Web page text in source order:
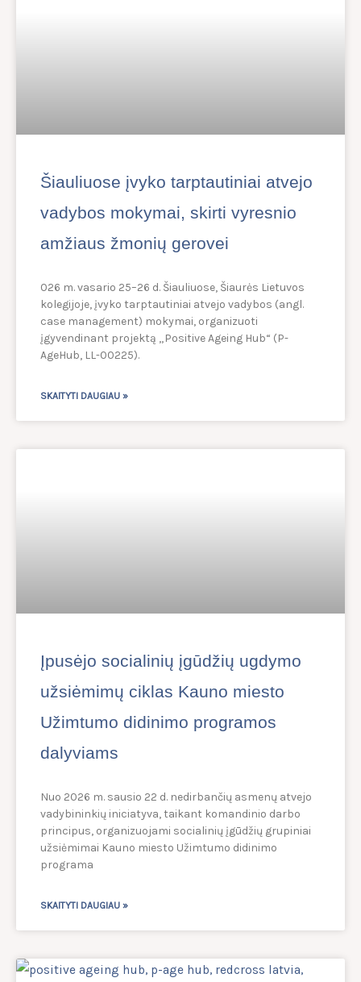
Šiauliuose įvyko tarptautiniai atvejo
vadybos mokymai, skirti vyresnio
amžiaus žmonių gerovei
026 m. vasario 25–26 d. Šiauliuose, Šiaurės Lietuvos
kolegijoje, įvyko tarptautiniai atvejo vadybos (angl.
case management) mokymai, organizuoti
įgyvendinant projektą „Positive Ageing Hub“ (P-
AgeHub, LL-00225).
SKAITYTI DAUGIAU »
Įpusėjo socialinių įgūdžių ugdymo
užsiėmimų ciklas Kauno miesto
Užimtumo didinimo programos
dalyviams
Nuo 2026 m. sausio 22 d. nedirbančių asmenų atvejo
vadybininkių iniciatyva, taikant komandinio darbo
principus, organizuojami socialinių įgūdžių grupiniai
užsiėmimai Kauno miesto Užimtumo didinimo
programa
SKAITYTI DAUGIAU »